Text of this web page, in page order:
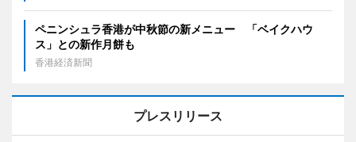
ペニンシュラ香港が中秋節の新メニュー 「ベイクハウ
ス」との新作月餅も
香港経済新聞
プレスリリース